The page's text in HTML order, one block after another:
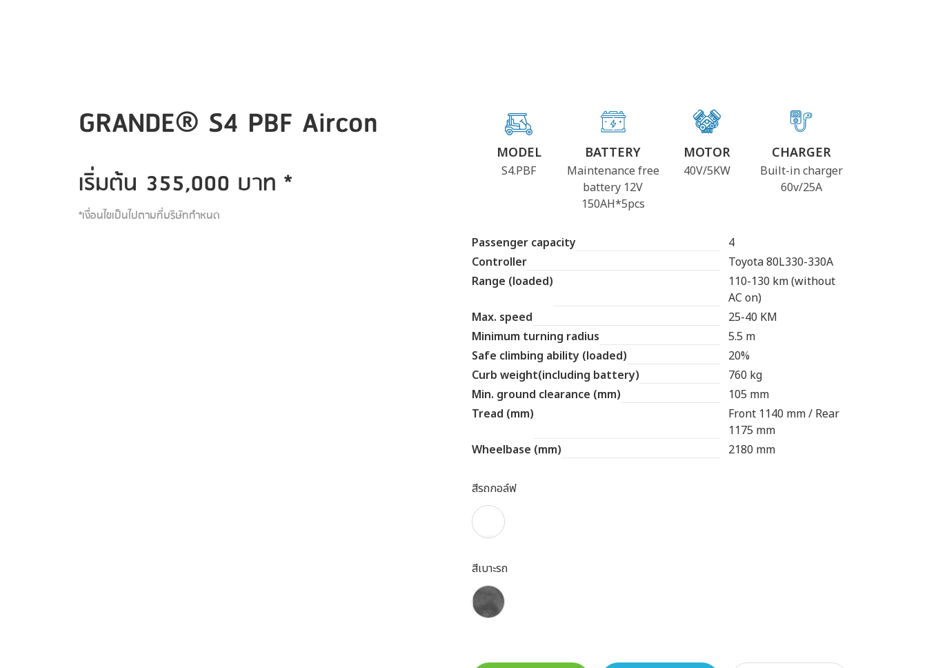
GRANDE® S4 PBF Aircon
เริ่มต้น 355,000 บาท *
*เงื่อนไขเป็นไปตามที่บริษัทกำหนด
MODEL
S4.PBF
BATTERY
Maintenance free
battery 12V
150AH*5pcs
MOTOR
40V/5KW
CHARGER
Built-in charger
60v/25A
Passenger capacity
4
Controller
Toyota 80L330-330A
Range (loaded)
110-130 km (without
AC on)
Max. speed
25-40 KM
Minimum turning radius
5.5 m
Safe climbing ability (loaded)
20%
Curb weight(including battery)
760 kg
Min. ground clearance (mm)
105 mm
Tread (mm)
Front 1140 mm / Rear
1175 mm
Wheelbase (mm)
2180 mm
สีรถกอล์ฟ
สีเบาะรถ